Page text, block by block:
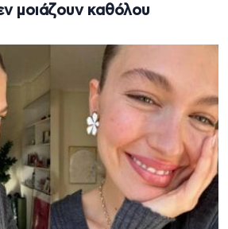
μοιάζουν καθόλου